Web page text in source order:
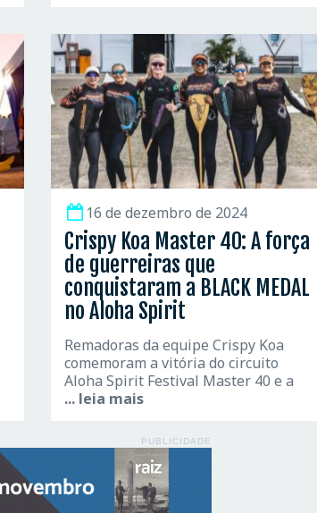
16 de dezembro de 2024
Crispy Koa Master 40: A força
de guerreiras que
conquistaram a BLACK MEDAL
no Aloha Spirit
Remadoras da equipe Crispy Koa
comemoram a vitória do circuito
Aloha Spirit Festival Master 40 e a
... leia mais
PUBLICIDADE